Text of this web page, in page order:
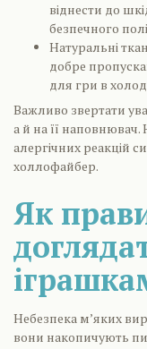
віднести до
безпечного
Натуральні
добре
для гри в
Важливо звертати
а й на її
алергічних реакцій
холлофайбер.
Як
Небезпека м’яких
вони накопичують